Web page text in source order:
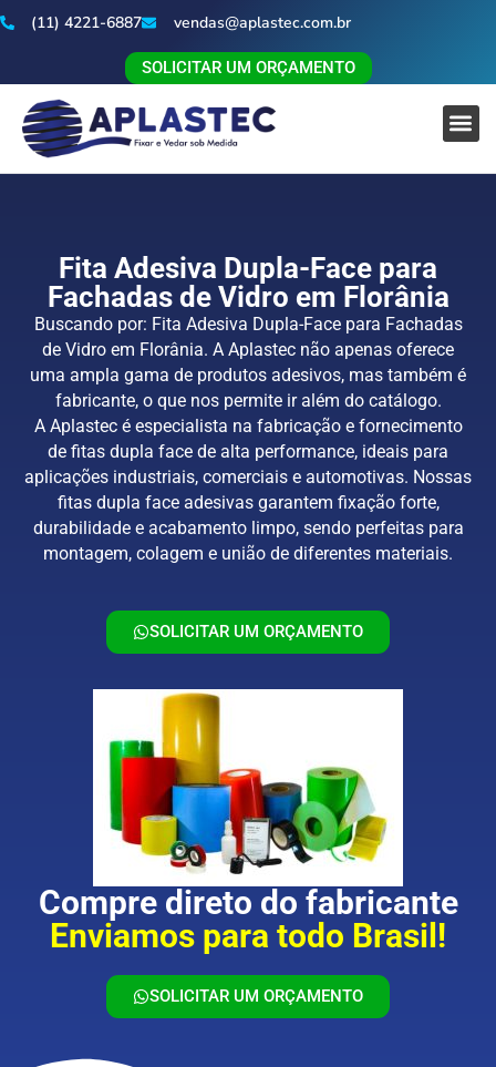
(11) 4221-6887 vendas@aplastec.com.br
SOLICITAR UM ORÇAMENTO
Fita Adesiva Dupla-Face para
Fachadas de Vidro em Florânia
Buscando por: Fita Adesiva Dupla-Face para Fachadas
de Vidro em Florânia. A Aplastec não apenas oferece
uma ampla gama de produtos adesivos, mas também é
fabricante, o que nos permite ir além do catálogo.
A Aplastec é especialista na fabricação e fornecimento
de fitas dupla face de alta performance, ideais para
aplicações industriais, comerciais e automotivas. Nossas
fitas dupla face adesivas garantem fixação forte,
durabilidade e acabamento limpo, sendo perfeitas para
montagem, colagem e união de diferentes materiais.
SOLICITAR UM ORÇAMENTO
Compre direto do fabricante
Enviamos para todo Brasil!
SOLICITAR UM ORÇAMENTO